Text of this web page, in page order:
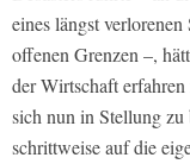
eines längst
offenen Grenzen –,
der Wirtschaft
sich nun in Stellung
schrittweise auf die